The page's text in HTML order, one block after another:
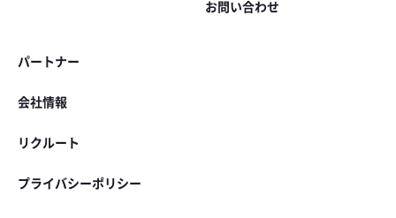
お問い合わせ
パートナー
会社情報
リクルート
プライバシーポリシー